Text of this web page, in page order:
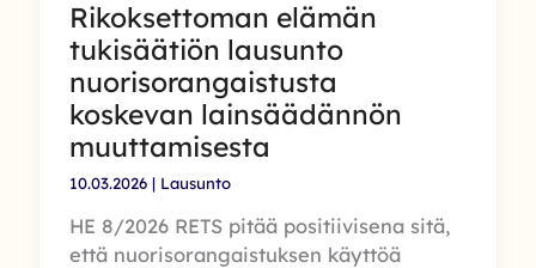
Rikoksettoman elämän
tukisäätiön lausunto
nuorisorangaistusta
koskevan lainsäädännön
muuttamisesta
10.03.2026| Lausunto
HE 8/2026 RETS pitää positiivisena sitä,
että nuorisorangaistuksen käyttöä